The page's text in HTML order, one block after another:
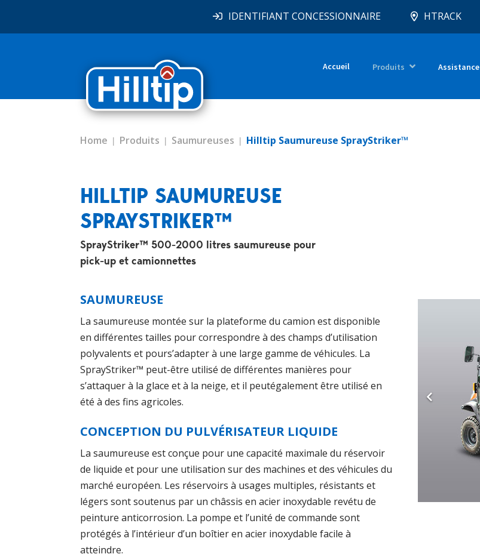
IDENTIFIANT CONCESSIONNAIRE HTRACK
Accueil Produits Assistance
Home Produits Saumureuses Hilltip Saumureuse SprayStriker™
HILLTIP SAUMUREUSE
SPRAYSTRIKER™
SprayStriker™ 500-2000 litres saumureuse pour
pick-up et camionnettes
SAUMUREUSE
La saumureuse montée sur la plateforme du camion est disponible
en différentes tailles pour correspondre à des champs d’utilisation
polyvalents et pours’adapter à une large gamme de véhicules. La
SprayStriker™ peut-être utilisé de différentes manières pour
s’attaquer à la glace et à la neige, et il peutégalement être utilisé en
été à des fins agricoles.
CONCEPTION DU PULVÉRISATEUR LIQUIDE
La saumureuse est conçue pour une capacité maximale du réservoir
de liquide et pour une utilisation sur des machines et des véhicules du
marché européen. Les réservoirs à usages multiples, résistants et
légers sont soutenus par un châssis en acier inoxydable revétu de
peinture anticorrosion. La pompe et l’unité de commande sont
protégés à l’intérieur d’un boîtier en acier inoxydable facile à
atteindre.